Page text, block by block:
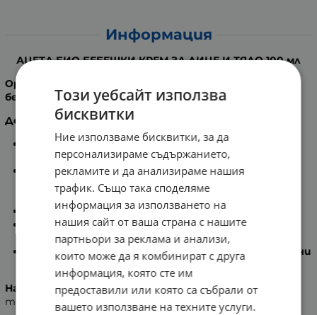
Информация
АЦЕТА БИО БЕБЕШКИ КРЕМ ЗА ЛИЦЕ И ТЯЛО 100 мл
Органична Био Веган Безглутенова Козметика за
бебета и деца!
Действие:
Кремообразна формула за защита на бебешката
Може да се прилага като средство за
профилактика или съпътстваща грижа при
зачервявания и раздразнения.
Хидратира и облекчава незабавно.
Успокоява и защитава от външни фактори като
вятър и студ.
СъдържаBiasabolol, Squalane и масло от Инка Инчи
(или семена от Plukentia Volubilis).
Начин на употреба:Използвайте върху лицето и
тялото на бебето.
Този уебсайт използва
бисквитки
Ние използваме бисквитки, за да
персонализираме съдържанието,
рекламите и да анализираме нашия
трафик. Също така споделяме
информация за използването на
нашия сайт от ваша страна с нашите
партньори за реклама и анализи,
които може да я комбинират с друга
информация, която сте им
предоставили или която са събрали от
вашето използване на техните услуги.